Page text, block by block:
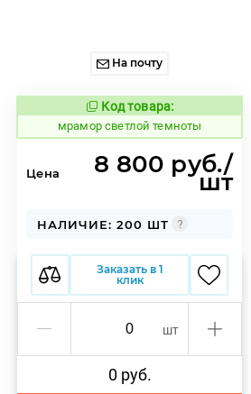
На почту
Код товара:
1072977 Код товара:
мрамор светлой темноты
Цена 8 800 руб./
шт
НАЛИЧИЕ: 200 ШТ
Заказать в 1
клик
шт
0 руб.